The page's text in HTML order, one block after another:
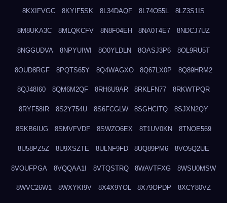
8KXIFVGC 8KYIF5SK 8L34DAQF 8L74O55L 8LZ3S1IS
8M8UKA3C 8MLQKCFV 8N8F04EH 8NA0T4E7 8NDCJ7UZ
8NGGUDVA 8NPYUIWI 8O0YLDLN 8OASJ3P6 8OL9RU5T
8OUD8RGF 8PQTS65Y 8Q4WAGXO 8Q67LX0P 8Q89HRM2
8QJ48I60 8QM6M2QF 8RH6U9AR 8RKLFN77 8RKWTPQR
8RYF58IR 8S2Y754U 8S6FCGLW 8SGHCITQ 8SJXN2QY
8SKB6IUG 8SMVFVDF 8SWZO6EX 8T1UV0KN 8TNOE569
8U58PZ5Z 8U9XSZTE 8ULNF9FD 8UQ89PM6 8VO5Q2UE
8VOUFPGA 8VQQAA1I 8VTQSTRQ 8WAVTFXG 8WSU0MSW
8WVC26W1 8WXYKI9V 8X4X9YOL 8X79OPDP 8XCY80VZ